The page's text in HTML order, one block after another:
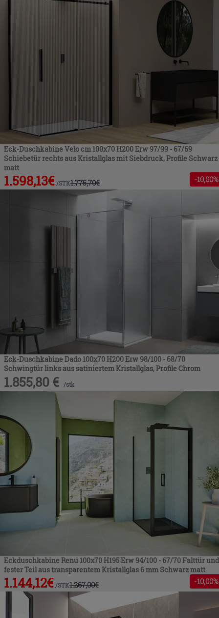
Eck-Duschkabine Velo cm 100x70 H200 Erw 97/99 - 67/69
Schiebetür rechts aus Kristallglas mit Siebdruck, Profile Schwarz
matt
1.598,13€ /STK1.775,70€ -10,00%
Eck-Duschkabine Dado 100x70 H200 Erw 98/100 - 68/70
Schwingtür links aus satiniertem Kristallglas, Profile Chrom
1.855,80 € /stk
Eckduschkabine Renu 100x70 H195 Erw 94/100 - 67/70 Falttür und
fester Teil aus transparentem Kristallglas 6 mm Schwarz matt
1.144,12€ /STK1.267,00€ -10,00%